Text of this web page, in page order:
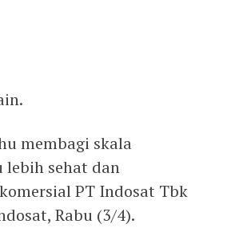
membagi skala
sehat dan
PT Indosat Tbk
Rabu (3/4).